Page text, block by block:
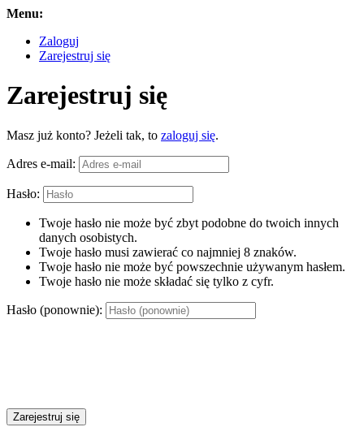
Menu:
Zaloguj
Zarejestruj się
Zarejestruj się
Masz już konto? Jeżeli tak, to zaloguj się.
Adres e-mail:
Hasło:
Twoje hasło nie może być zbyt podobne do twoich innych
danych osobistych.
Twoje hasło musi zawierać co najmniej 8 znaków.
Twoje hasło nie może być powszechnie używanym hasłem.
Twoje hasło nie może składać się tylko z cyfr.
Hasło (ponownie):
Zarejestruj się